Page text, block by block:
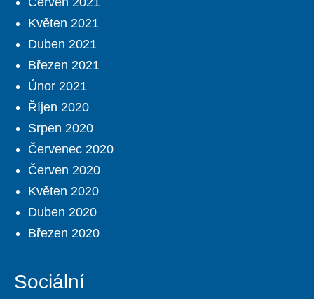
Květen 2021
Duben 2021
Březen 2021
Únor 2021
Říjen 2020
Srpen 2020
Červenec 2020
Červen 2020
Květen 2020
Duben 2020
Březen 2020
Sociální